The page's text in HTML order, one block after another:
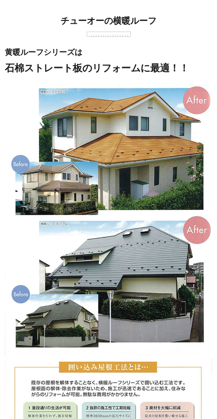
チューオーの横暖ルーフ
黄暖ルーフシリーズは
石棉ストレート板のリフォームに最適！！